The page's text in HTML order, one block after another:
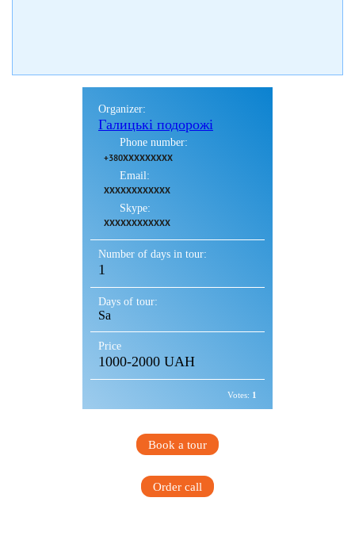
Organizer:
Галицькі подорожі
Phone number:
+380XXXXXXXXX
Email:
XXXXXXXXXXXX
Skype:
XXXXXXXXXXXX
Number of days in tour:
1
Days of tour:
Sa
Price
1000-2000 UAH
Votes: 1
Book a tour
Order call